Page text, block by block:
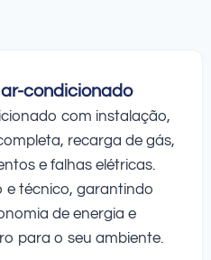
condicionado
com instalação,
recarga de gás,
e falhas elétricas.
e técnico, garantindo
de energia e
para o seu ambiente.